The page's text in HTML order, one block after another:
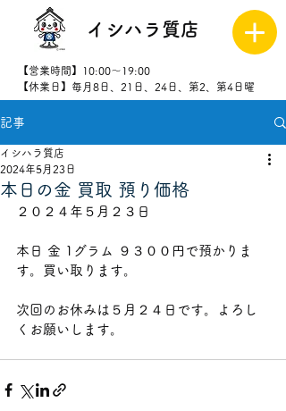
イシハラ質店
【営業時間】10:00～19:00
【休業日】毎月8日、21日、24日、第2、第4日曜
8523
記事
本日の金 買取 預り価格
イシハラ質店
2024年5月23日
２０２４年５月２３日
本日 金 1グラム ９３０ ０円で預かりま
す。買い取ります。
次回のお休みは５月２４ 日です。よろし
くお願いします。